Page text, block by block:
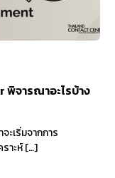
จารณาอะไรบ้าง
ะเริ่มจากการ
าะห์ […]